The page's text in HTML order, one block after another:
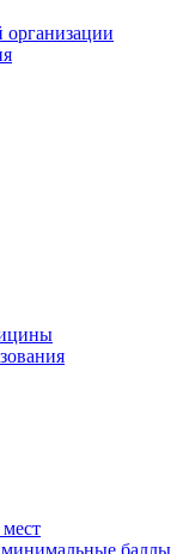
организации
баллы